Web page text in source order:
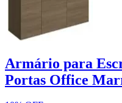
Armário para
Portas Office